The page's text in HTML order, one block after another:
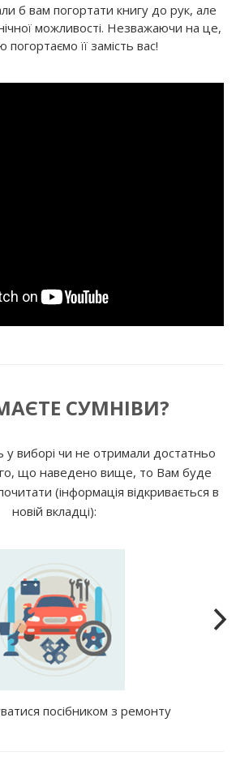
б вам погортати книгу до рук, але
можливості. Незважаючи на це,
погортаємо її замість вас!
СУМНІВИ?
у виборі чи не отримали достатньо
що наведено вище, то Вам буде
(інформація відкривається в
новій вкладці):
посібником з ремонту